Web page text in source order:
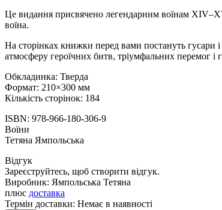
Це видання присвячено легендарним воїнам
воїна.
На сторінках книжки перед вами постануть гусари і
атмосферу героїчних битв, тріумфальних перемог і
Обкладинка: Тверда
Формат: 210×300 мм
Кількість сторінок: 184
ISBN: 978-966-180-306-9
Воїни
Тетяна Ямпольська
Відгук
Зареєструйтесь, щоб створити відгук.
Виробник: Ямпольська Тетяна
плюс доставка
Термін доставки: Немає в наявності